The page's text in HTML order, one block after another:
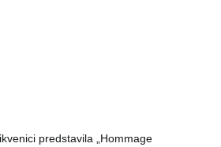
predstavila „Hommage